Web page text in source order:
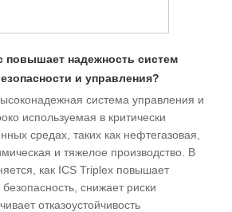
повышает надежность систем
и управления?
система управления и
используемая в критически
средах, таких как нефтегазовая,
и тяжелое производство. В
как ICS Triplex повышает
снижает риски
отказоустойчивость